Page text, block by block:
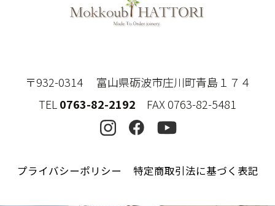
〒932-0314 富山県砺波市庄川町青島１７４
TEL 0763-82-2192 FAX 0763-82-5481
プライバシーポリシー 特定商取引法に基づく表記